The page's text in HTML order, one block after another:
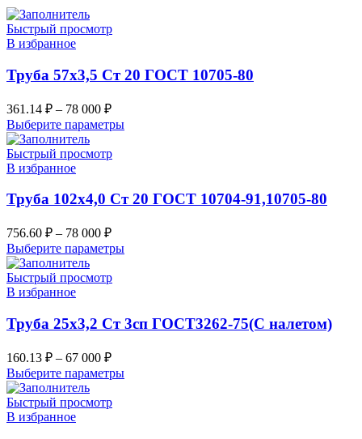
Быстрый просмотр
В избранное
Труба 57х3,5 Ст 20 ГОСТ 10705-80
361.14 ₽ – 78 000 ₽
Выберите параметры
Быстрый просмотр
В избранное
Труба 102х4,0 Ст 20 ГОСТ 10704-91,10705-80
756.60 ₽ – 78 000 ₽
Выберите параметры
Быстрый просмотр
В избранное
Труба 25х3,2 Ст 3сп ГОСТ3262-75(С налетом)
160.13 ₽ – 67 000 ₽
Выберите параметры
Быстрый просмотр
В избранное